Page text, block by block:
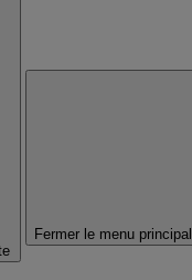
Fermer le menu principal